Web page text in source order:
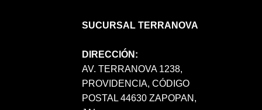
SUCURSAL TERRANOVA
DIRECCIÓN:
AV. TERRANOVA 1238,
PROVIDENCIA, CÓDIGO
POSTAL 44630 ZAPOPAN,